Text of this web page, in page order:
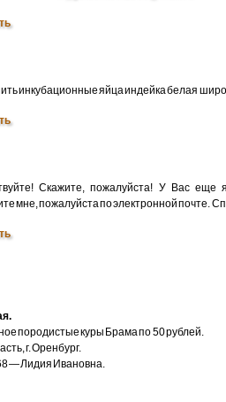
инкубационные яйца индейка белая
Скажите, пожалуйста! У Вас еще
мне, пожалуйста по электронной почте.
породистые куры Брама по 50 рублей.
г. Оренбург.
— Лидия Ивановна.